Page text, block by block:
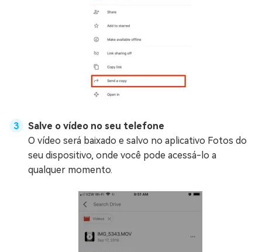
Salve o vídeo no seu telefone
O vídeo será baixado e salvo no aplicativo Fotos do
seu dispositivo, onde você pode acessá-lo a
qualquer momento.